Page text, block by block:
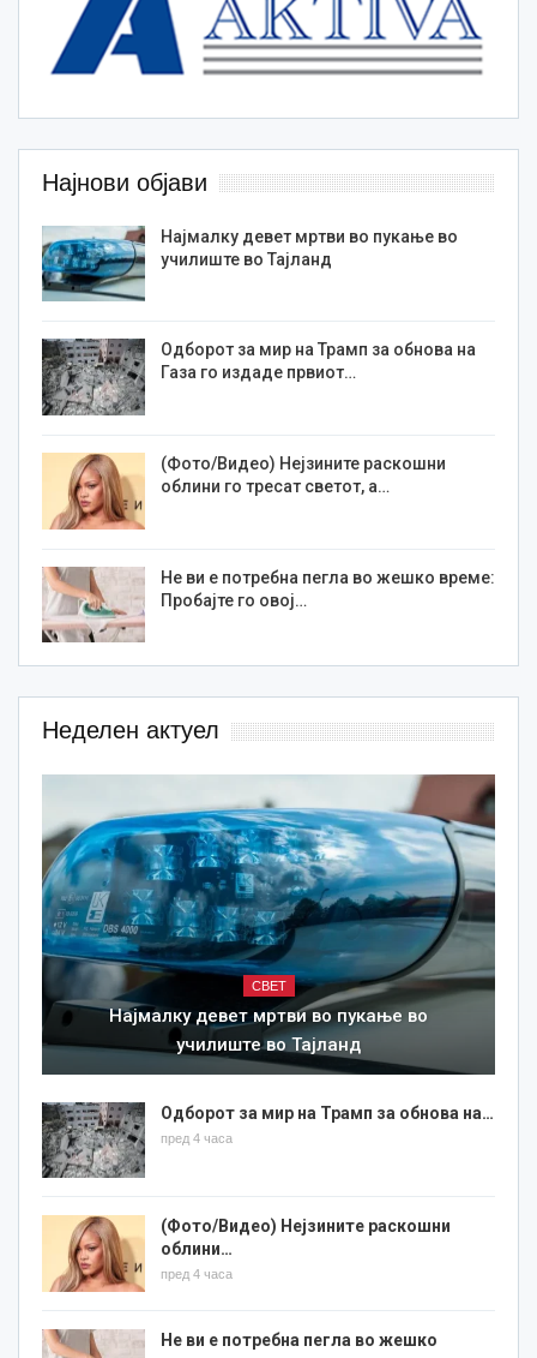
Најнови објави
Најмалку девет мртви во пукање во
училиште во Тајланд
Одборот за мир на Трамп за обнова на
Газа го издаде првиот…
(Фото/Видео) Нејзините раскошни
облини го тресат светот, а…
Не ви е потребна пегла во жешко време:
Пробајте го овој…
Неделен актуел
СВЕТ
Најмалку девет мртви во пукање во
училиште во Тајланд
Одборот за мир на Трамп за обнова на…
пред 4 часа
(Фото/Видео) Нејзините раскошни
облини…
пред 4 часа
Не ви е потребна пегла во жешко